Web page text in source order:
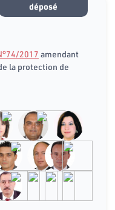
déposé
2017 amendant
la protection de